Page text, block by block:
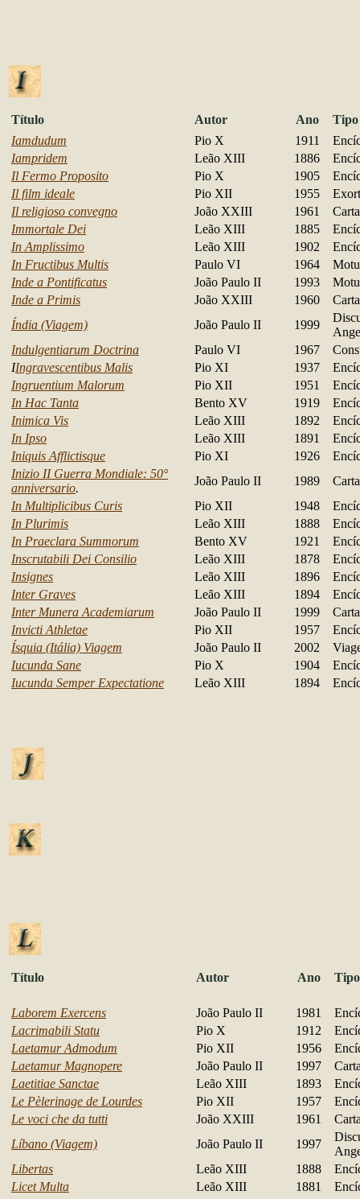
Título Autor Ano
Tipo
Iamdudum
Pio X 1911
Iampridem
Leão XIII 1886
Il Fermo Proposito
Pio X 1905
Il film ideale
Pio XII 1955
Il religioso convegno
João XXIII 1961
Immortale Dei
Leão XIII 1885
In Amplissimo
Leão XIII 1902
In Fructibus Multis
Paulo VI 1964
Inde a Pontificatus
João Paulo II 1993
Inde a Primis
João XXIII 1960
Índia (Viagem)
João Paulo II 1999
Indulgentiarum Doctrina
Paulo VI 1967
IIngravescentibus Malis Pio XI 1937
Ingruentium Malorum
Pio XII 1951
In Hac Tanta
Bento XV 1919
Inimica Vis
Leão XIII 1892
In Ipso
Leão XIII 1891
Iniquis Afflictisque
Pio XI 1926
Inizio II Guerra Mondiale: 50°
anniversario.
João Paulo II 1989
In Multiplicibus Curis
Pio XII 1948
In Plurimis
Leão XIII 1888
In Praeclara Summorum
Bento XV 1921
Inscrutabili Dei Consilio
Leão XIII 1878
Insignes
Leão XIII 1896
Inter Graves
Leão XIII 1894
Inter Munera Academiarum
João Paulo II 1999
Invicti Athletae
Pio XII 1957
Ísquia (Itália) Viagem
João Paulo II 2002
Iucunda Sane
Pio X 1904
Iucunda Semper Expectatione
Leão XIII 1894
Título Autor Ano Tipo
Laborem Exercens João Paulo II 1981
Lacrimabili Statu
Pio X 1912
Laetamur Admodum
Pio XII 1956
Laetamur Magnopere
João Paulo II 1997
Laetitiae Sanctae
Leão XIII 1893
Le Pèlerinage de Lourdes
Pio XII 1957
Le voci che da tutti
João XXIII 1961
Líbano (Viagem)
João Paulo II 1997
Libertas
Leão XIII 1888
Licet Multa
Leão XIII 1881